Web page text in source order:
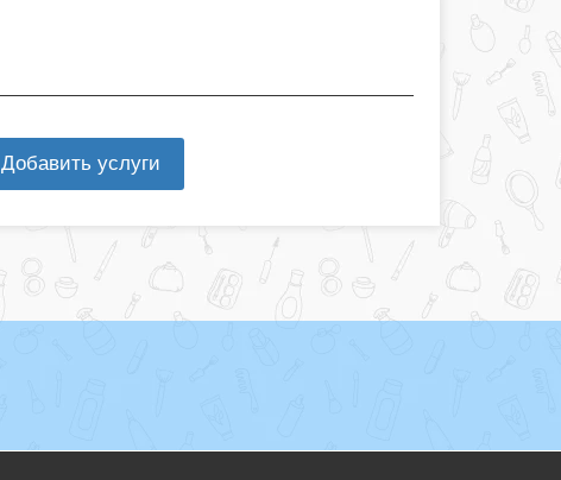
Добавить услуги